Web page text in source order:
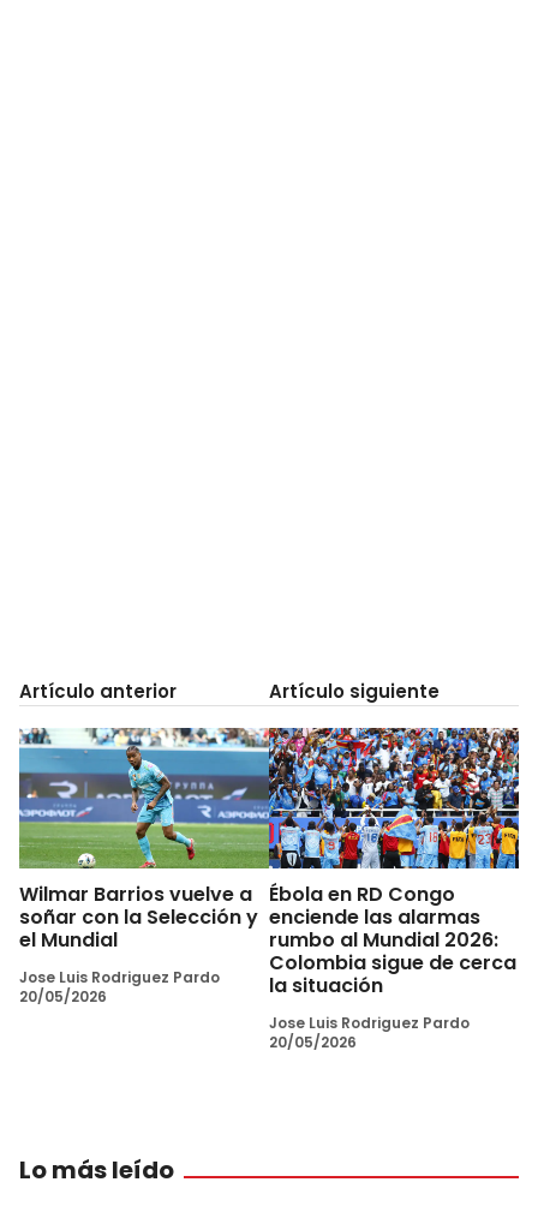
Artículo anterior
Wilmar Barrios vuelve a
soñar con la Selección y
el Mundial
Jose Luis Rodriguez Pardo
20/05/2026
Artículo siguiente
Ébola en RD Congo
enciende las alarmas
rumbo al Mundial 2026:
Colombia sigue de cerca
la situación
Jose Luis Rodriguez Pardo
20/05/2026
Lo más leído